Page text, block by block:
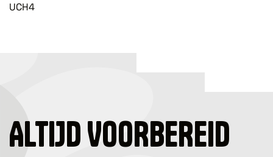
UCH4
ALTIJD VOORBEREID